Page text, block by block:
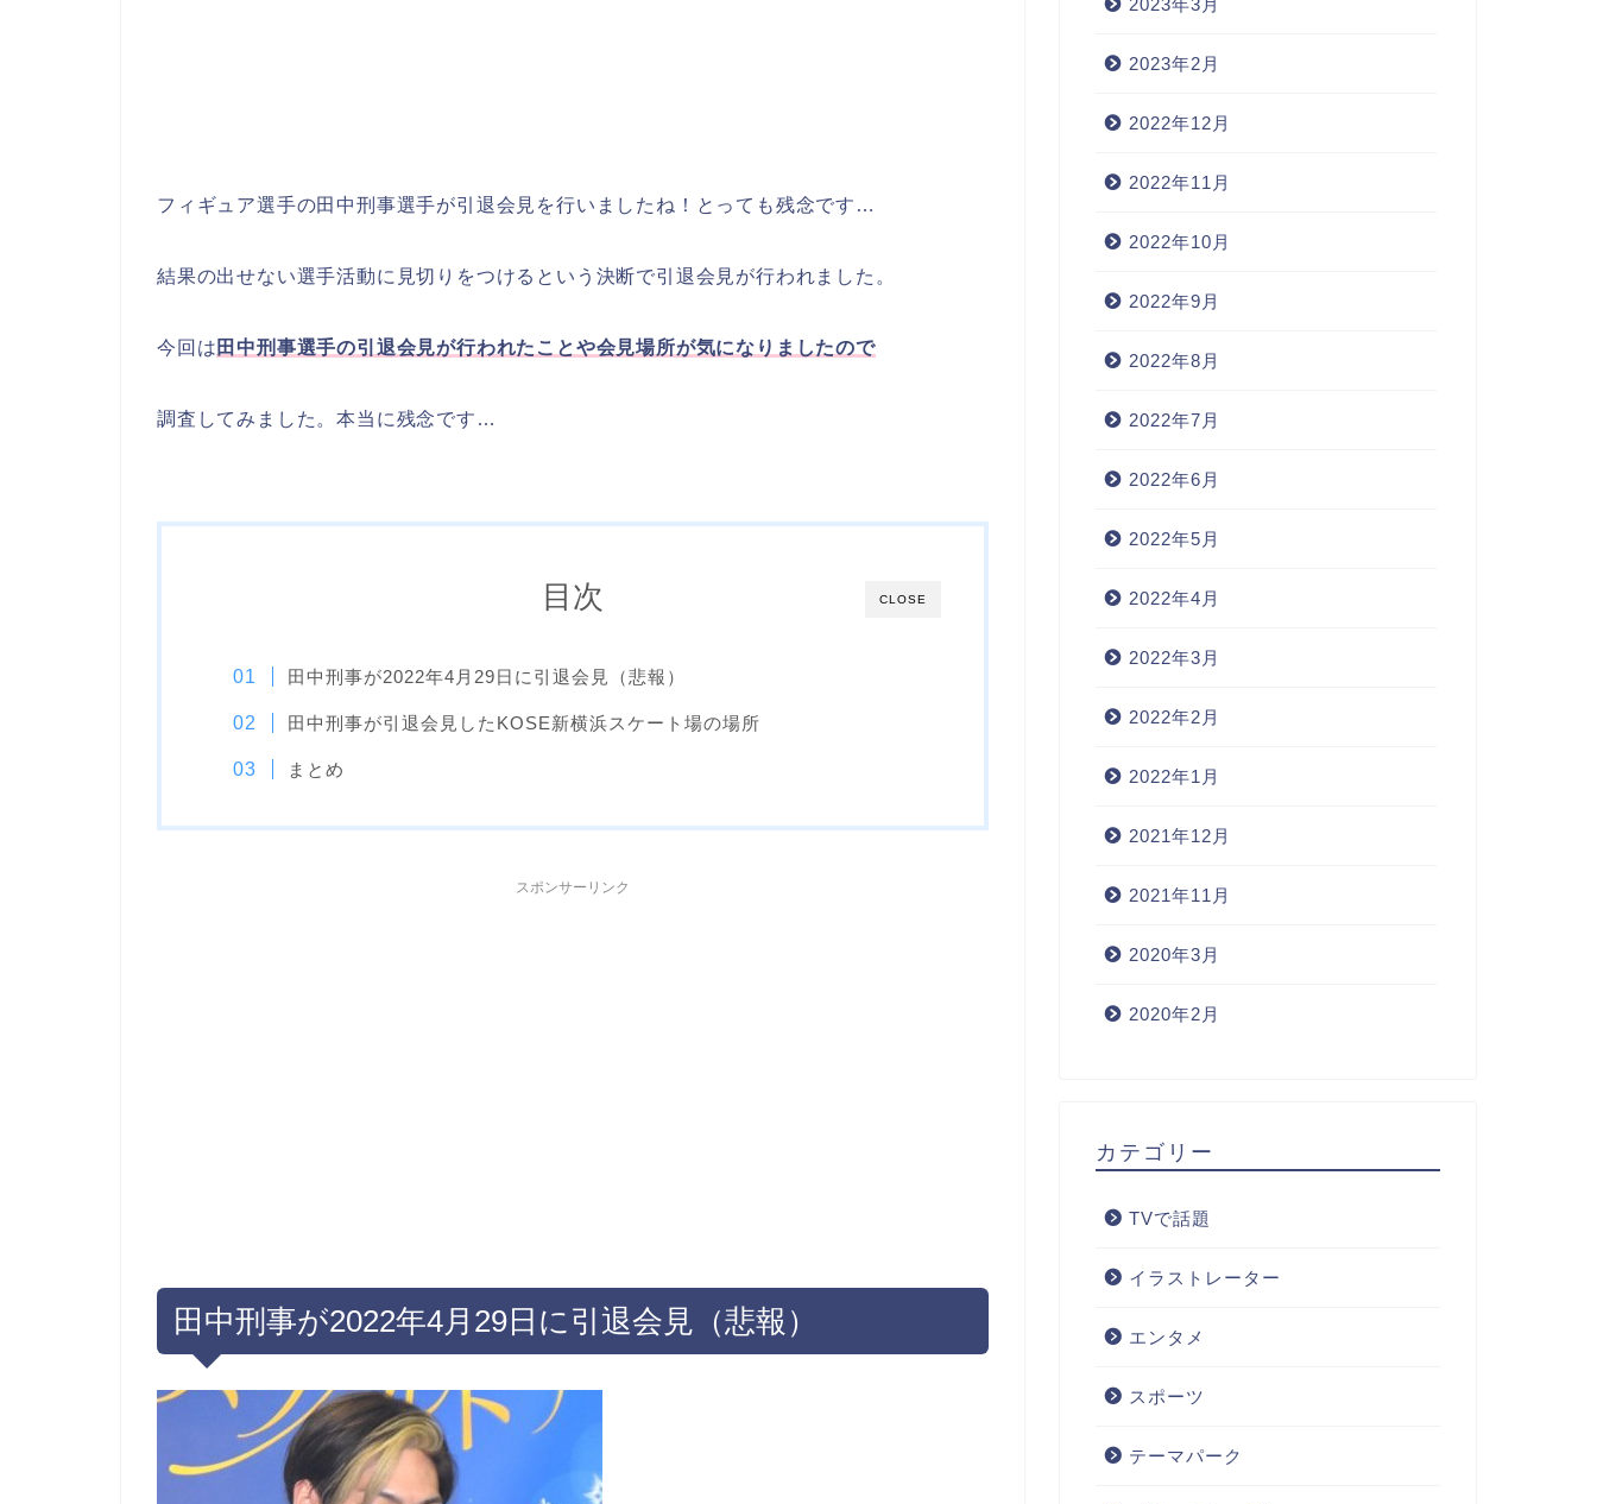
フィギュア選手の田中刑事選手が引退会見を行いましたね！とっても残念です…
結果の出せない選手活動に見切りをつけるという決断で引退会見が行われました。
今回は 田中刑事選手の引退会見が行われたことや会見場所が気になりましたので
調査してみました。本当に残念です…
CLOSE
目次
田中刑事が2022年4月29日に引退会見（悲報）
田中刑事が引退会見したKOSE新横浜スケート場の場所
まとめ
スポンサーリンク
田中刑事が2022年4月29日に引退会見（悲報）
2023年3月
2023年2月
2022年12月
2022年11月
2022年10月
2022年9月
2022年8月
2022年7月
2022年6月
2022年5月
2022年4月
2022年3月
2022年2月
2022年1月
2021年12月
2021年11月
2020年3月
2020年2月
カテゴリー
TVで話題
イラストレーター
エンタメ
スポーツ
テーマパーク